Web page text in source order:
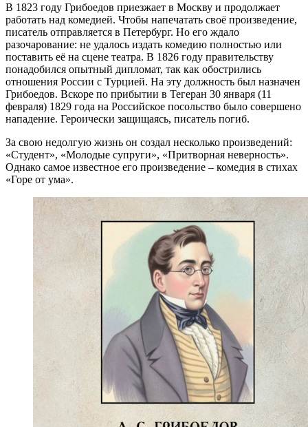
В 1823 году Грибоедов приезжает в Москву и продолжает
работать над комедией. Чтобы напечатать своё произведение,
писатель отправляется в Петербург. Но его ждало
разочарование: не удалось издать комедию полностью или
поставить её на сцене театра. В 1826 году правительству
понадобился опытный дипломат, так как обострились
отношения России с Турцией. На эту должность был назначен
Грибоедов. Вскоре по прибытии в Тегеран 30 января (11
февраля) 1829 года на Российское посольство было совершено
нападение. Героически защищаясь, писатель погиб.
За свою недолгую жизнь он создал несколько произведений:
«Студент», «Молодые супруги», «Притворная неверность».
Однако самое известное его произведение – комедия в стихах
«Горе от ума».